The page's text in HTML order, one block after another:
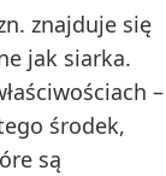
znajduje się
jak siarka.
–
środek,
są